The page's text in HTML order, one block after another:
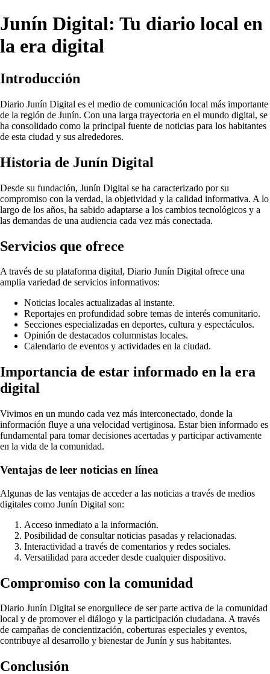
Junín Digital: Tu diario local en
la era digital
Introducción
Diario Junín Digital es el medio de comunicación local más importante
de la región de Junín. Con una larga trayectoria en el mundo digital, se
ha consolidado como la principal fuente de noticias para los habitantes
de esta ciudad y sus alrededores.
Historia de Junín Digital
Desde su fundación, Junín Digital se ha caracterizado por su
compromiso con la verdad, la objetividad y la calidad informativa. A lo
largo de los años, ha sabido adaptarse a los cambios tecnológicos y a
las demandas de una audiencia cada vez más conectada.
Servicios que ofrece
A través de su plataforma digital, Diario Junín Digital ofrece una
amplia variedad de servicios informativos:
Noticias locales actualizadas al instante.
Reportajes en profundidad sobre temas de interés comunitario.
Secciones especializadas en deportes, cultura y espectáculos.
Opinión de destacados columnistas locales.
Calendario de eventos y actividades en la ciudad.
Importancia de estar informado en la era
digital
Vivimos en un mundo cada vez más interconectado, donde la
información fluye a una velocidad vertiginosa. Estar bien informado es
fundamental para tomar decisiones acertadas y participar activamente
en la vida de la comunidad.
Ventajas de leer noticias en línea
Algunas de las ventajas de acceder a las noticias a través de medios
digitales como Junín Digital son:
Acceso inmediato a la información.
Posibilidad de consultar noticias pasadas y relacionadas.
Interactividad a través de comentarios y redes sociales.
Versatilidad para acceder desde cualquier dispositivo.
Compromiso con la comunidad
Diario Junín Digital se enorgullece de ser parte activa de la comunidad
local y de promover el diálogo y la participación ciudadana. A través
de campañas de concientización, coberturas especiales y eventos,
contribuye al desarrollo y bienestar de Junín y sus habitantes.
Conclusión